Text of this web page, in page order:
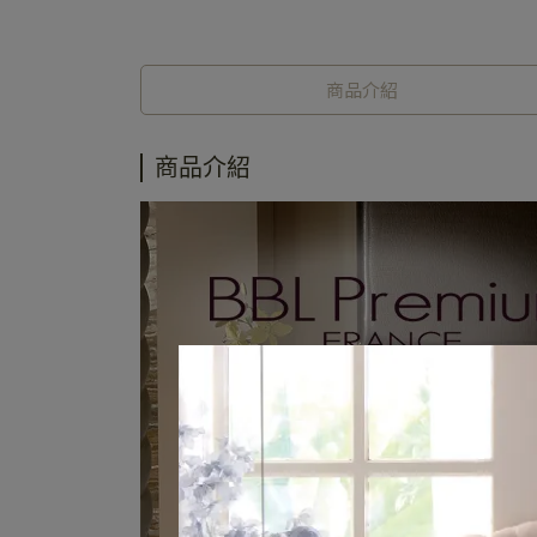
商品介紹
商品介紹